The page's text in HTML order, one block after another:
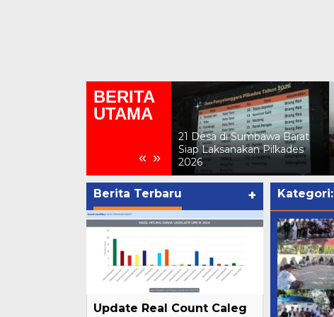
BERITA
UTAMA
« »
Naik Menjadi Rp2,29 Triliun
21 Desa di Sumbawa Barat
Siap Laksanakan Pilkades
2026
Berita Terbaru +
Update Real Count Caleg
Kategori: